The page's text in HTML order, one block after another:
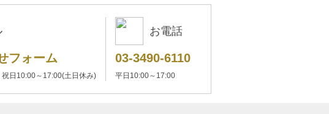
フォーム
日10:00～17:00(土日休み)
お電話
03-3490-6110
平日10:00～17:00